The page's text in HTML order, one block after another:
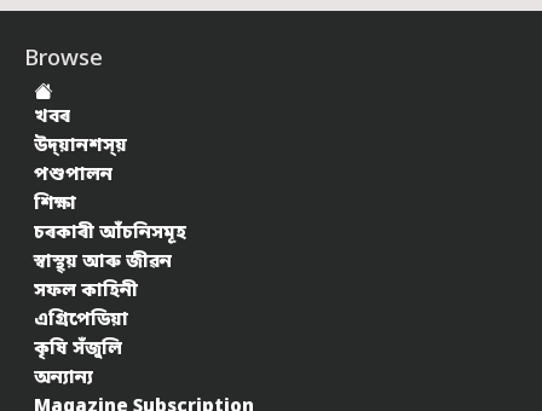
Browse
খবৰ
উদ্য়ানশস্য়
পশুপালন
শিক্ষা
চৰকাৰী আঁচনিসমূহ
স্বাস্থ্য় আৰু জীৱন
সফল কাহিনী
এগ্ৰিপেডিয়া
কৃষি সঁজুলি
অন্যান্য